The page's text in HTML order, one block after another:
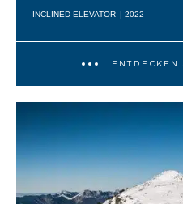
INCLINED ELEVATOR | 2022
ENTDECKEN